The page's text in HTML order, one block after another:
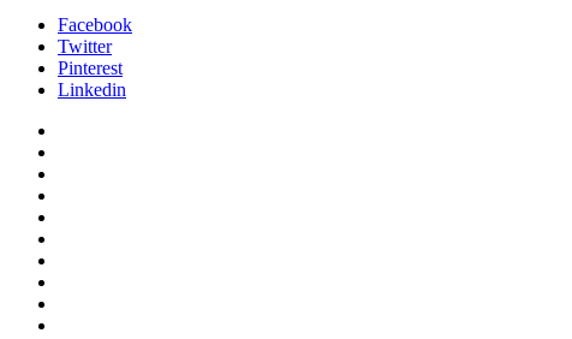
Facebook
Twitter
Pinterest
Linkedin